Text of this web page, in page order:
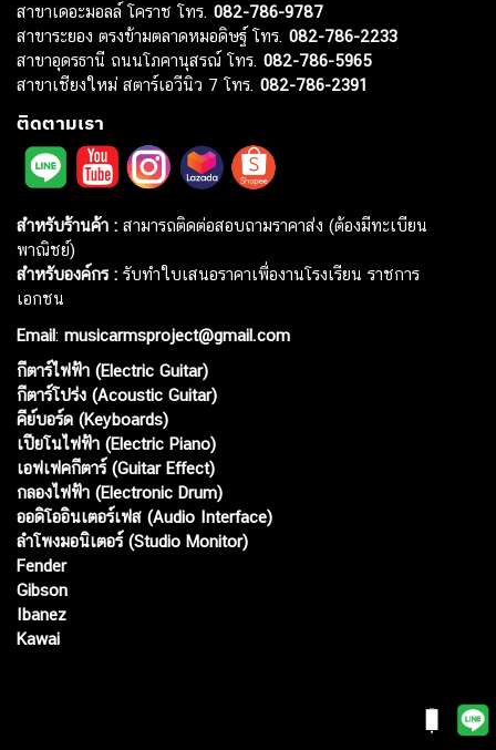
สาขาเดอะมอลล์ โคราช โทร. 082-786-9787
สาขาระยอง ตรงข้ามตลาดหมอดิษฐ์ โทร. 082-786-2233
สาขาอุดรธานี ถนนโภคานุสรณ์ โทร. 082-786-5965
สาขาเชียงใหม่ สตาร์เอวีนิว 7 โทร. 082-786-2391
ติดตามเรา
สำหรับร้านค้า : สามารถติดต่อสอบถามราคาส่ง (ต้องมีทะเบียน
พาณิชย์)
สำหรับองค์กร : รับทำใบเสนอราคาเพื่องานโรงเรียน ราชการ
เอกชน
Email: musicarmsproject@gmail.com
กีตาร์ไฟฟ้า (Electric Guitar)
กีตาร์โปร่ง (Acoustic Guitar)
คีย์บอร์ด (Keyboards)
เปียโนไฟฟ้า (Electric Piano)
เอฟเฟคกีตาร์ (Guitar Effect)
กลองไฟฟ้า (Electronic Drum)
ออดิโออินเตอร์เฟส (Audio Interface)
ลำโพงมอนิเตอร์ (Studio Monitor)
Fender
Gibson
Ibanez
Kawai